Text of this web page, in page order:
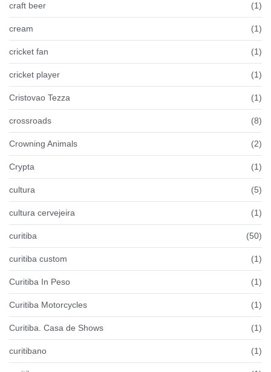
craft beer (1)
cream (1)
cricket fan (1)
cricket player (1)
Cristovao Tezza (1)
crossroads (8)
Crowning Animals (2)
Crypta (1)
cultura (5)
cultura cervejeira (1)
curitiba (50)
curitiba custom (1)
Curitiba In Peso (1)
Curitiba Motorcycles (1)
Curitiba. Casa de Shows (1)
curitibano (1)